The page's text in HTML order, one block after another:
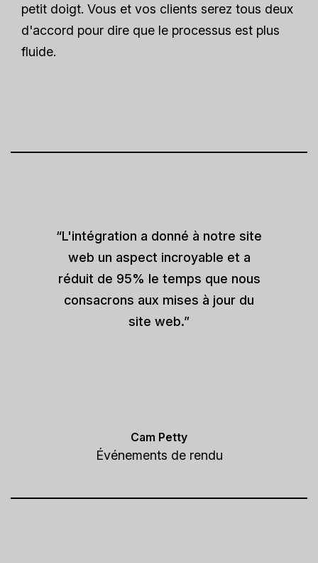
petit doigt. Vous et vos clients serez tous deux
d'accord pour dire que le processus est plus
fluide.
“L'intégration a donné à notre site
web un aspect incroyable et a
réduit de 95% le temps que nous
consacrons aux mises à jour du
site web.”
Cam Petty
Événements de rendu